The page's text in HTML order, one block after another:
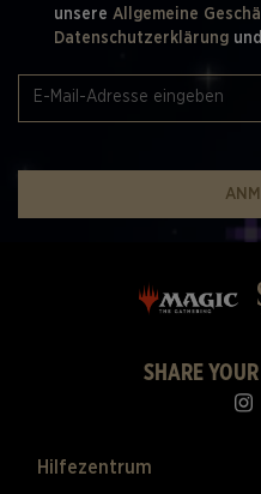
unsere Allgemeine
Datenschutzerklärung und
SHARE
Hilfezentrum